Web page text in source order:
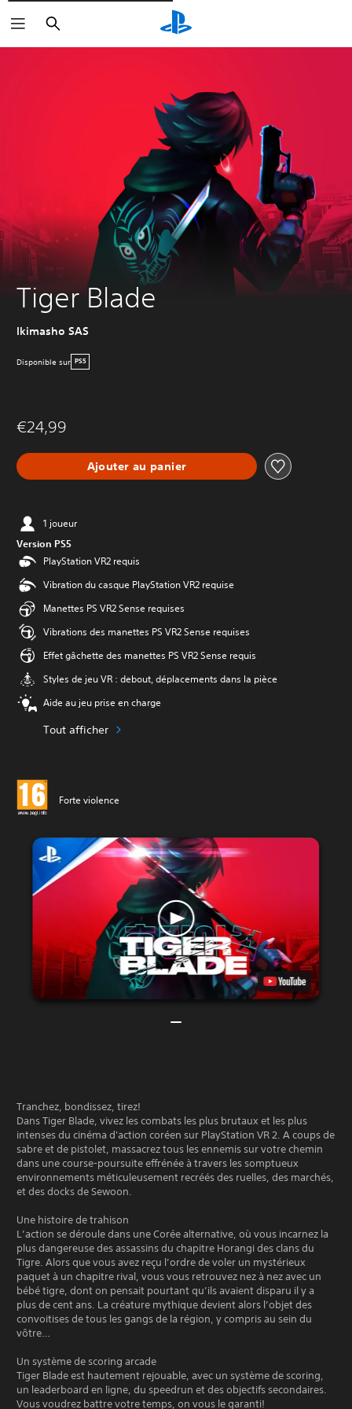
Rechercher
Tiger Blade
Ikimasho SAS
Disponible sur PS5
€24,99
Ajouter au panier
1 joueur
Version PS5
PlayStation VR2 requis
Vibration du casque PlayStation VR2 requise
Manettes PS VR2 Sense requises
Vibrations des manettes PS VR2 Sense requises
Effet gâchette des manettes PS VR2 Sense requis
Styles de jeu VR : debout, déplacements dans la pièce
Aide au jeu prise en charge
Tout afficher
Forte violence
Tranchez, bondissez, tirez!
Dans Tiger Blade, vivez les combats les plus brutaux et les plus
intenses du cinéma d'action coréen sur PlayStation VR 2. A coups de
sabre et de pistolet, massacrez tous les ennemis sur votre chemin
dans une course-poursuite effrénée à travers les somptueux
environnements méticuleusement recréés des ruelles, des marchés,
et des docks de Sewoon.
Une histoire de trahison
L’action se déroule dans une Corée alternative, où vous incarnez la
plus dangereuse des assassins du chapitre Horangi des clans du
Tigre. Alors que vous avez reçu l’ordre de voler un mystérieux
paquet à un chapitre rival, vous vous retrouvez nez à nez avec un
bébé tigre, dont on pensait pourtant qu’ils avaient disparu il y a
plus de cent ans. La créature mythique devient alors l’objet des
convoitises de tous les gangs de la région, y compris au sein du
vôtre…
Un système de scoring arcade
Tiger Blade est hautement rejouable, avec un système de scoring,
un leaderboard en ligne, du speedrun et des objectifs secondaires.
Vous voudrez battre votre temps, on vous le garanti!